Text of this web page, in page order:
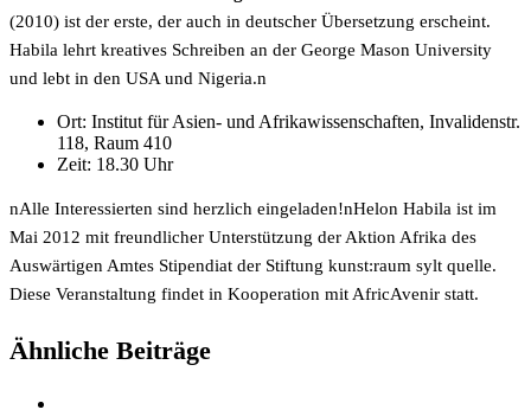
(2010) ist der erste, der auch in deutscher Übersetzung erscheint.
Habila lehrt kreatives Schreiben an der George Mason University
und lebt in den USA und Nigeria.n
Ort: Institut für Asien- und Afrikawissenschaften, Invalidenstr.
118, Raum 410
Zeit: 18.30 Uhr
nAlle Interessierten sind herzlich eingeladen!nHelon Habila ist im
Mai 2012 mit freundlicher Unterstützung der Aktion Afrika des
Auswärtigen Amtes Stipendiat der Stiftung kunst:raum sylt quelle.
Diese Veranstaltung findet in Kooperation mit AfricAvenir statt.
Ähnliche Beiträge